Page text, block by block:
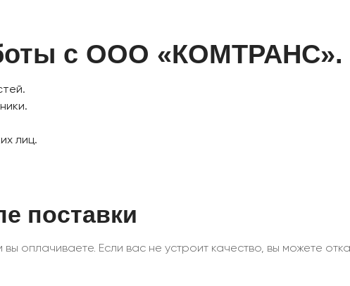
с ООО «КОМТРАНС».
лиц.
поставки
оплачиваете. Если вас не устроит качество, вы можете